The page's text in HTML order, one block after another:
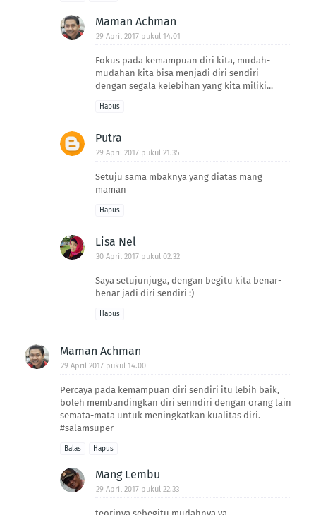
Maman Achman
29 April 2017 pukul 14.01
Fokus pada kemampuan diri kita, mudah-
mudahan kita bisa menjadi diri sendiri
dengan segala kelebihan yang kita miliki...
Hapus
Putra
29 April 2017 pukul 21.35
Setuju sama mbaknya yang diatas mang
maman
Hapus
Lisa Nel
30 April 2017 pukul 02.32
Saya setujunjuga, dengan begitu kita benar-
benar jadi diri sendiri :)
Hapus
Maman Achman
29 April 2017 pukul 14.00
Percaya pada kemampuan diri sendiri itu lebih baik,
boleh membandingkan diri senndiri dengan orang lain
semata-mata untuk meningkatkan kualitas diri.
#salamsuper
Balas Hapus
Mang Lembu
29 April 2017 pukul 22.33